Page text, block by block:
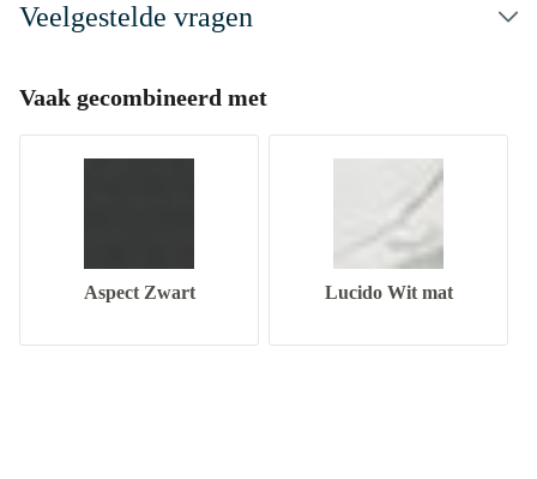
Veelgestelde vragen
Vaak gecombineerd met
Aspect Zwart Lucido Wit mat